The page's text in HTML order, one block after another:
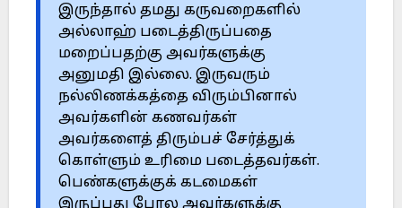
இருந்தால் தமது கருவறைகளில்
அல்லாஹ் படைத்திருப்பதை
மறைப்பதற்கு அவர்களுக்கு
அனுமதி இல்லை. இருவரும்
நல்லிணக்கத்தை விரும்பினால்
அவர்களின் கணவர்கள்
அவர்களைத் திரும்பச் சேர்த்துக்
கொள்ளும் உரிமை படைத்தவர்கள்.
பெண்களுக்குக் கடமைகள்
இருப்பது போல அவர்களுக்கு